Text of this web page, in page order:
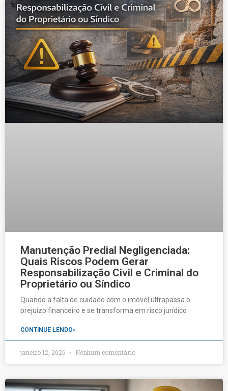
Manutenção Predial Negligenciada:
Quais Riscos Podem Gerar
Responsabilização Civil e Criminal do
Proprietário ou Síndico
Quando a falta de cuidado com o imóvel ultrapassa o
prejuízo financeiro e se transforma em risco jurídico
CONTINUE LENDO»
janeiro 12, 2026 Nenhum comentário